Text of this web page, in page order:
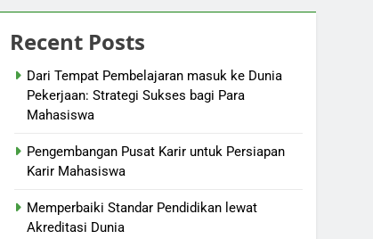
Recent Posts
Dari Tempat Pembelajaran masuk ke Dunia
Pekerjaan: Strategi Sukses bagi Para
Mahasiswa
Pengembangan Pusat Karir untuk Persiapan
Karir Mahasiswa
Memperbaiki Standar Pendidikan lewat
Akreditasi Dunia